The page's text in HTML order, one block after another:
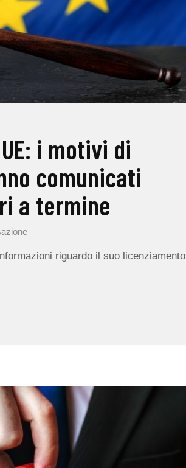
i motivi di
comunicati
a termine
riguardo il suo licenziamento